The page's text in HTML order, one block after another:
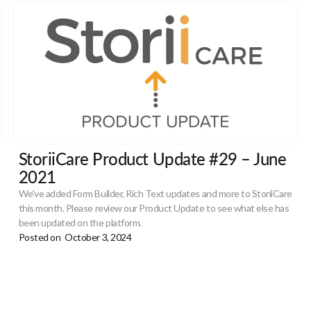
StoriiCare Product Update #29 – June
2021
We've added Form Builder, Rich Text updates and more to StoriiCare
this month. Please review our Product Update to see what else has
been updated on the platform.
Posted on October 3, 2024